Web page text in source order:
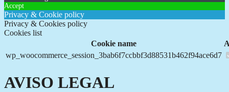
Accept
Privacy & Cookie policy
Privacy & Cookies policy
Cookies list
Cookie name
wp_woocommerce_session_3bab6f7ccbbf3d88531b462f94ace6d7
AVISO LEGAL